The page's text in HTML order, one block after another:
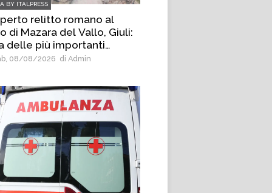
BY ITALPRESS
relitto romano al
di Mazara del Vallo, Giuli:
delle più importanti
archeologiche
08/08/2026 di Admin